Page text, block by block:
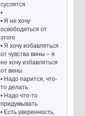
суслятся
•
• Я не хочу
освободиться от
этого
• Я хочу избавляться
от чувства вины – я
не хочу избавляться
от вины
• Надо парится, что-
то делать
• Надо что-то
придумывать
• Есть уверенность,